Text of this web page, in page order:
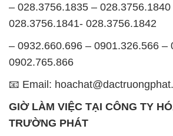
– 028.3756.1835 – 028.3756.1840
028.3756.1841- 028.3756.1842
– 0932.660.696 – 0901.326.566 –
0902.765.866
📧 Email:
GIỜ LÀM VIỆC TẠI CÔNG TY
TRƯỜNG PHÁT